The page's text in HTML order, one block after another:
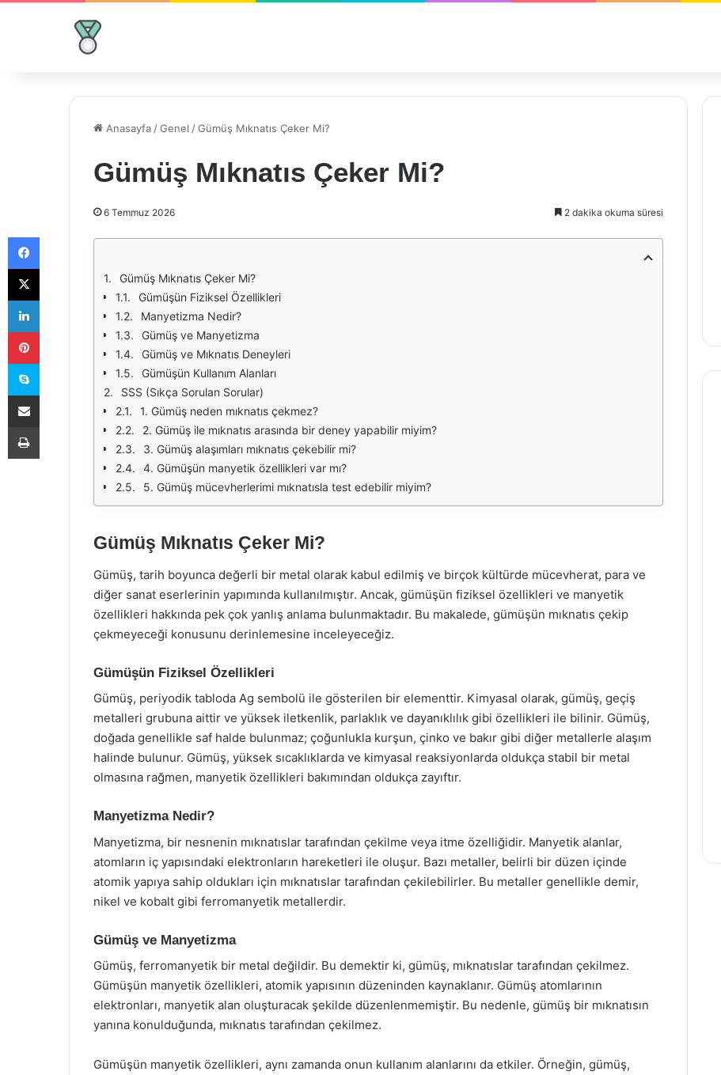
Anasayfa /Genel /Gümüş Mıknatıs Çeker Mi?
Gümüş Mıknatıs Çeker Mi?
6 Temmuz 2026 2 dakika okuma süresi
Gümüş Mıknatıs Çeker Mi?
Gümüşün Fiziksel Özellikleri
Manyetizma Nedir?
Gümüş ve Manyetizma
Gümüş ve Mıknatıs Deneyleri
Gümüşün Kullanım Alanları
SSS (Sıkça Sorulan Sorular)
1. Gümüş neden mıknatıs çekmez?
2. Gümüş ile mıknatıs arasında bir deney yapabilir miyim?
3. Gümüş alaşımları mıknatıs çekebilir mi?
4. Gümüşün manyetik özellikleri var mı?
5. Gümüş mücevherlerimi mıknatısla test edebilir miyim?
Gümüş Mıknatıs Çeker Mi?
Gümüş, tarih boyunca değerli bir metal olarak kabul edilmiş ve birçok kültürde mücevherat, para ve
diğer sanat eserlerinin yapımında kullanılmıştır. Ancak, gümüşün fiziksel özellikleri ve manyetik
özellikleri hakkında pek çok yanlış anlama bulunmaktadır. Bu makalede, gümüşün mıknatıs çekip
çekmeyeceği konusunu derinlemesine inceleyeceğiz.
Gümüşün Fiziksel Özellikleri
Gümüş, periyodik tabloda Ag sembolü ile gösterilen bir elementtir. Kimyasal olarak, gümüş, geçiş
metalleri grubuna aittir ve yüksek iletkenlik, parlaklık ve dayanıklılık gibi özellikleri ile bilinir. Gümüş,
doğada genellikle saf halde bulunmaz; çoğunlukla kurşun, çinko ve bakır gibi diğer metallerle alaşım
halinde bulunur. Gümüş, yüksek sıcaklıklarda ve kimyasal reaksiyonlarda oldukça stabil bir metal
olmasına rağmen, manyetik özellikleri bakımından oldukça zayıftır.
Manyetizma Nedir?
Manyetizma, bir nesnenin mıknatıslar tarafından çekilme veya itme özelliğidir. Manyetik alanlar,
atomların iç yapısındaki elektronların hareketleri ile oluşur. Bazı metaller, belirli bir düzen içinde
atomik yapıya sahip oldukları için mıknatıslar tarafından çekilebilirler. Bu metaller genellikle demir,
nikel ve kobalt gibi ferromanyetik metallerdir.
Gümüş ve Manyetizma
Gümüş, ferromanyetik bir metal değildir. Bu demektir ki, gümüş, mıknatıslar tarafından çekilmez.
Gümüşün manyetik özellikleri, atomik yapısının düzeninden kaynaklanır. Gümüş atomlarının
elektronları, manyetik alan oluşturacak şekilde düzenlenmemiştir. Bu nedenle, gümüş bir mıknatısın
yanına konulduğunda, mıknatıs tarafından çekilmez.
Gümüşün manyetik özellikleri, aynı zamanda onun kullanım alanlarını da etkiler. Örneğin, gümüş,
Facebook
X
LinkedIn
Pinterest
Skype
E-Posta ile paylaş